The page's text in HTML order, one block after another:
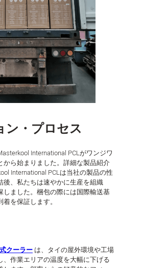
ン・プロセス
International PCLがワンジワ
から始まりました。詳細な製品紹介
International PCLは当社の製品の性
、私たちは速やかに生産を組織
しました。梱包の際には国際輸送基
を保証します。
クーラー は、タイの屋外環境や工場
作業エリアの温度を大幅に下げる